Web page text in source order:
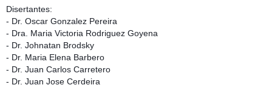
Disertantes:
- Dr. Oscar Gonzalez Pereira
- Dra. Maria Victoria Rodriguez Goyena
- Dr. Johnatan Brodsky
- Dr. Maria Elena Barbero
- Dr. Juan Carlos Carretero
- Dr. Juan Jose Cerdeira